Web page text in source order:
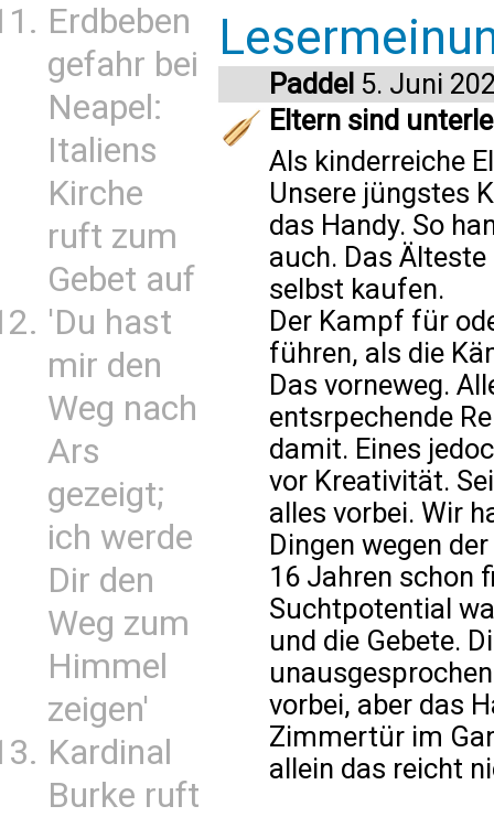
Erdbeben
gefahr bei
Neapel:
Italiens
Kirche
ruft zum
Gebet auf
'Du hast
mir den
Weg nach
Ars
gezeigt;
ich werde
Dir den
Weg zum
Himmel
zeigen'
Kardinal
Burke ruft
Paddel 5. Juni
Eltern sind
Als kinderreiche
Unsere jüngstes
das Handy. So
auch. Das
selbst kaufen.
Der Kampf für
führen, als die
Das vorneweg.
entsrpechende
damit. Eines
vor Kreativität.
alles vorbei. Wir
Dingen wegen
16 Jahren schon
Suchtpotential
und die Gebete.
vorbei, aber das
Zimmertür im
allein das reicht